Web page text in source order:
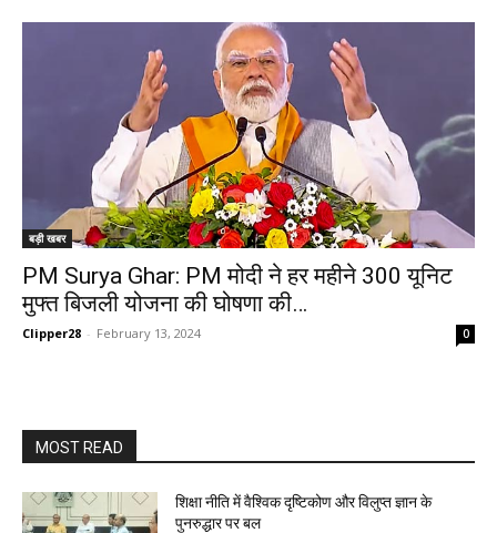
बड़ी खबर
PM Surya Ghar: PM मोदी ने हर महीने 300 यूनिट
मुफ्त बिजली योजना की घोषणा की…
Clipper28 - February 13, 2024 0
MOST READ
शिक्षा नीति में वैश्विक दृष्टिकोण और विलुप्त ज्ञान के
पुनरुद्धार पर बल